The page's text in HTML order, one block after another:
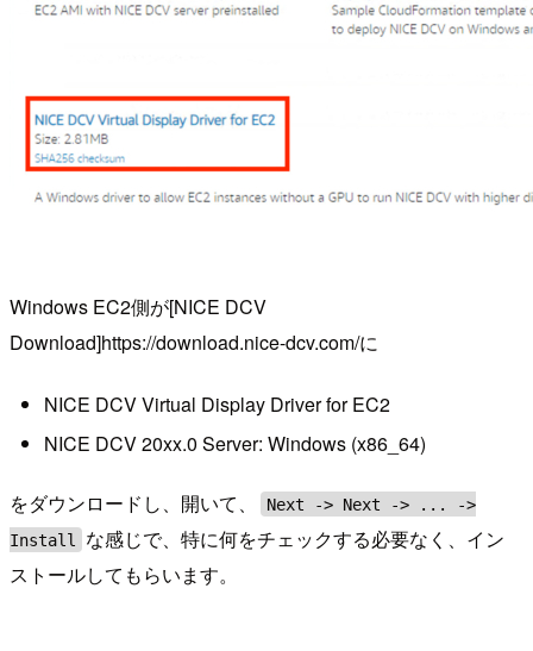
Windows EC2側が[NICE DCV
Download]https://download.nice-dcv.com/に
NICE DCV Virtual Display Driver for EC2
NICE DCV 20xx.0 Server: Windows (x86_64)
をダウンロードし、開いて、
Next -> Next -> ... ->
Install
な感じで、特に何をチェックする必要なく、イン
ストールしてもらいます。